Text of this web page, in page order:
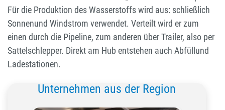
Für die Produktion des Wasserstoffs wird aus: schließlich
Sonnenund Windstrom verwendet. Verteilt wird er zum
einen durch die Pipeline, zum anderen über Trailer, also per
Sattelschlepper. Direkt am Hub entstehen auch Abfüllund
Ladestationen.
Unternehmen aus der Region